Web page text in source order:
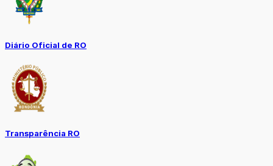
Diário Oficial de RO
Transparência RO